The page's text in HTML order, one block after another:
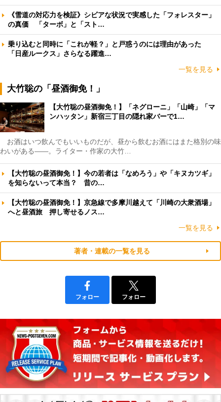
《雪道の対応力を検証》シビアな状況で実感した「フォレスター」
の真価 「ターボ」と「スト…
乗り込むと同時に「これが軽？」と戸惑うのには理由があった
「日産ルークス」さらなる躍進…
一覧を見る
大竹聡の「昼酒御免！」
【大竹聡の昼酒御免！】「ネグローニ」「山崎」「マ
ンハッタン」新宿三丁目の隠れ家バーで1…
お酒はいつ飲んでもいいものだが、昼から飲むお酒にはまた格別の味
わいがある――。ライター・作家の大竹…
【大竹聡の昼酒御免！】今の若者は「なめろう」や「キヌカツギ」
を知らないって本当？ 昔の…
【大竹聡の昼酒御免！】京急線で多摩川越えて「川崎の大衆酒場」
へと昼酒旅 押し寄せるノス…
一覧を見る
著者・連載の一覧を見る
フォロー フォロー